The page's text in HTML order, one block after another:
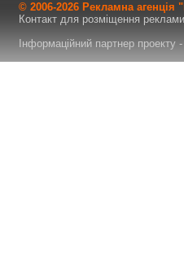
© 2006-2026 Рекламна
Контакт для розміщення
Інформаційний партнер проекту